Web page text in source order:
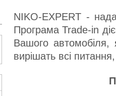
NIKO-EXPERT -
Програма Trade-in
Вашого автомобіля,
вирішать всі